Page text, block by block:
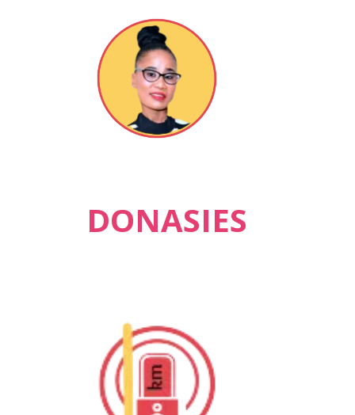
DONASIES